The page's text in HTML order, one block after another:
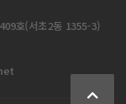
호(서초2동 1355-3)